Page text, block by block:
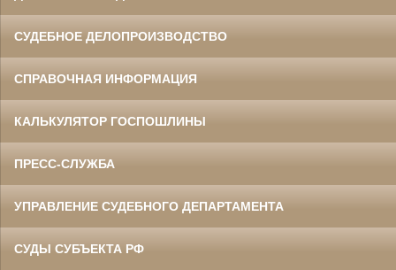
СУДЕБНОЕ ДЕЛОПРОИЗВОДСТВО
СПРАВОЧНАЯ ИНФОРМАЦИЯ
КАЛЬКУЛЯТОР ГОСПОШЛИНЫ
ПРЕСС-СЛУЖБА
УПРАВЛЕНИЕ СУДЕБНОГО ДЕПАРТАМЕНТА
СУДЫ СУБЪЕКТА РФ